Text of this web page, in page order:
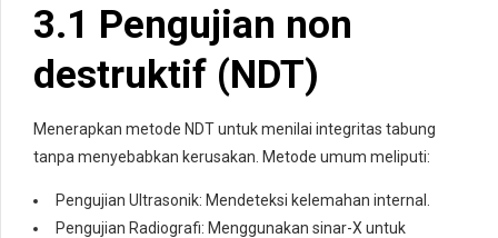
3.1 Pengujian non
destruktif (NDT)
Menerapkan metode NDT untuk menilai integritas tabung
tanpa menyebabkan kerusakan. Metode umum meliputi:
Pengujian Ultrasonik: Mendeteksi kelemahan internal.
Pengujian Radiografi: Menggunakan sinar-X untuk